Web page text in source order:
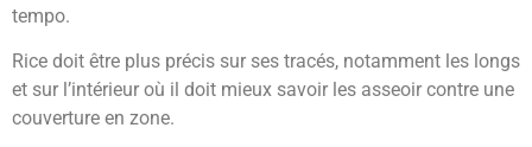
tempo.
Rice doit être plus précis sur ses tracés, notamment les longs
et sur l’intérieur où il doit mieux savoir les asseoir contre une
couverture en zone.